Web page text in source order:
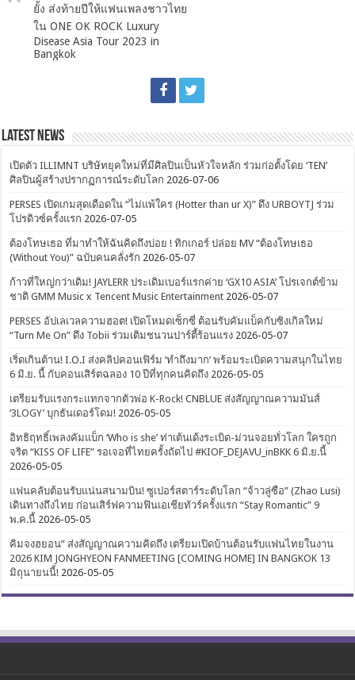
ยั้ง ส่งท้ายปีให้แฟนเพลงชาวไทย
ใน ONE OK ROCK Luxury
Disease Asia Tour 2023 in
Bangkok
Latest News
เปิดตัว ILLIMNT บริษัทยุคใหม่ที่มีศิลปินเป็นหัวใจหลัก ร่วมก่อตั้งโดย ‘TEN’
ศิลปินผู้สร้างปรากฏการณ์ระดับโลก 2026-07-06
PERSES เปิดเกมสุดเดือดใน “ไม่แพ้ใคร (Hotter than ur X)” ดึง URBOYTJ ร่วม
โปรดิวซ์ครั้งแรก 2026-07-05
ต้องโทษเธอ ที่มาทำให้ฉันคิดถึงบ่อย ! ทิกเกอร์ ปล่อย MV “ต้องโทษเธอ
(Without You)” ฉบับคนคลั่งรัก 2026-05-07
ก้าวที่ใหญ่กว่าเดิม! JAYLERR ประเดิมเบอร์แรกค่าย ‘GX10 ASIA’ โปรเจกต์ข้าม
ชาติ GMM Music x Tencent Music Entertainment 2026-05-07
PERSES อัปเลเวลความฮอต! เปิดโหมดเซ็กซี่ ต้อนรับคัมแบ็คกับซิงเกิลใหม่
“Turn Me On” ดึง Tobii ร่วมเติมชนวนปาร์ตี้ร้อนแรง 2026-05-07
เริ่ดเกินต้าน! I.O.I ส่งคลิปคอนเฟิร์ม ‘ทำถึงมาก’ พร้อมระเบิดความสนุกในไทย
6 มิ.ย. นี้ กับคอนเสิร์ตฉลอง 10 ปีที่ทุกคนคิดถึง 2026-05-05
เตรียมรับแรงกระแทกจากตัวพ่อ K-Rock! CNBLUE ส่งสัญญาณความมันส์
‘3LOGY’ บุกธันเดอร์โดม! 2026-05-05
อิทธิฤทธิ์เพลงคัมแบ็ก ‘Who is she’ ท่าเต้นเด้งระเบิด-ม่วนจอยทั่วโลก ใครถูก
จริต “KISS OF LIFE” รอเจอที่ไทยครั้งถัดไป #KIOF_DEJAVU_inBKK 6 มิ.ย.นี้
2026-05-05
แฟนคลับต้อนรับแน่นสนามบิน! ซูเปอร์สตาร์ระดับโลก “จ้าวลู่ซือ” (Zhao Lusi)
เดินทางถึงไทย ก่อนเสิร์ฟความฟินเอเชียทัวร์ครั้งแรก “Stay Romantic” 9
พ.ค.นี้ 2026-05-05
คิมจงฮยอน” ส่งสัญญาณความคิดถึง เตรียมเปิดบ้านต้อนรับแฟนไทยในงาน
2026 KIM JONGHYEON FANMEETING [COMING HOME] IN BANGKOK 13
มิถุนายนนี้! 2026-05-05